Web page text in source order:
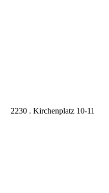
2230 . Kirchenplatz 10-11